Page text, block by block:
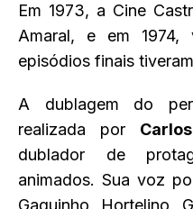
Em 1973, a Cine
Amaral, e em 1974,
episódios finais
A dublagem do
realizada por
dublador de
animados. Sua voz